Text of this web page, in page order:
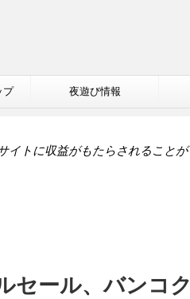
プ 夜遊び情報
イトに収益がもたらされることが
セール、バンコク